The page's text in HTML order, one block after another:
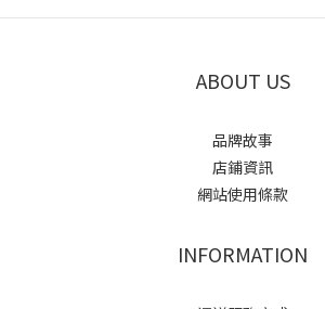
ABOUT US
品牌故事
店鋪資訊
網站使用條款
INFORMATION